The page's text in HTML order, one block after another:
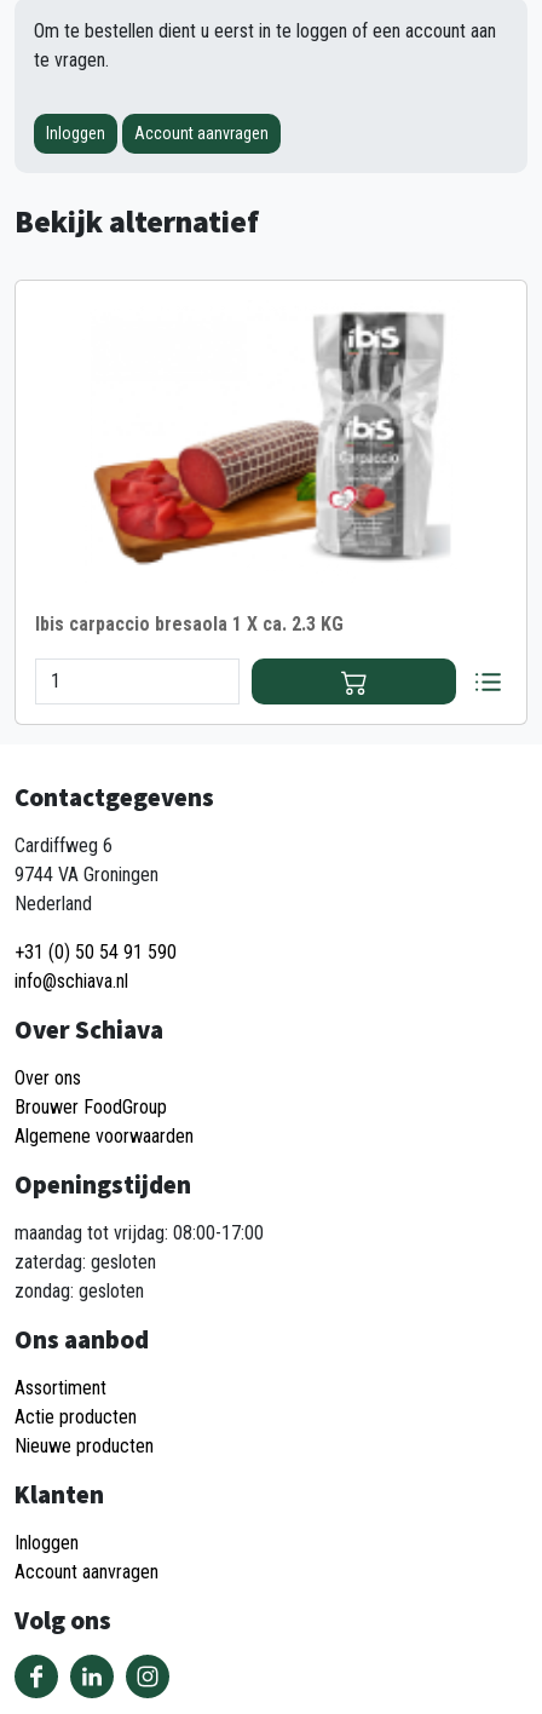
Om te bestellen dient u eerst in te loggen of een account aan
te vragen.
Inloggen Account aanvragen
Bekijk alternatief
Ibis carpaccio bresaola 1 X ca. 2.3 KG
Contactgegevens
Cardiffweg 6
9744 VA Groningen
Nederland
+31 (0) 50 54 91 590
info@schiava.nl
Over Schiava
Over ons
Brouwer FoodGroup
Algemene voorwaarden
Openingstijden
maandag tot vrijdag: 08:00-17:00
zaterdag: gesloten
zondag: gesloten
Ons aanbod
Assortiment
Actie producten
Nieuwe producten
Klanten
Inloggen
Account aanvragen
Volg ons